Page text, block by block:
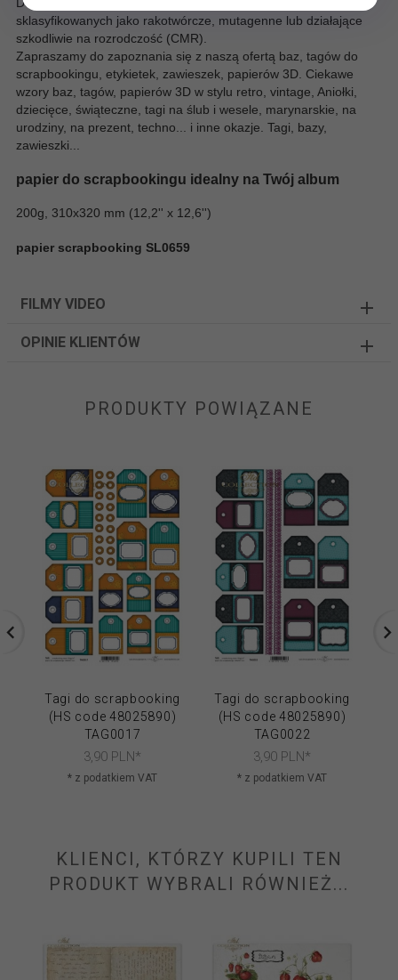
Do produkcji wykorzystano surowce, w których brak substancji
sklasyfikowanych jako rakotwórcze, mutagenne lub działające
szkodliwie na rozrodczość (CMR).
Zapraszamy do zapoznania się z naszą ofertą baz, tagów do
scrapbookingu, etykietek, zawieszek, papierów 3D. Ciekawe
wzory baz, tagów, papierów 3D w stylu retro, vintage, Aniołki,
dziecięce, świąteczne, tagi na ślub i wesele, marynarskie, na
urodziny, na prezent, techno... i inne okazje. Tagi, bazy,
zawieszki...
papier do scrapbookingu idealny na Twój album
200g, 310x320 mm (12,2'' x 12,6'')
papier scrapbooking SL0659
FILMY VIDEO
OPINIE KLIENTÓW
PRODUKTY POWIĄZANE
Tagi do scrapbooking
(HS code 48025890)
TAG0017
3,90 PLN*
* z podatkiem VAT
Tagi do scrapbooking
(HS code 48025890)
TAG0022
3,90 PLN*
* z podatkiem VAT
KLIENCI, KTÓRZY KUPILI TEN
PRODUKT WYBRALI RÓWNIEŻ...